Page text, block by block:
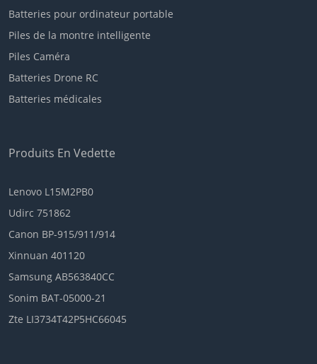
Batteries pour ordinateur portable
Piles de la montre intelligente
Piles Caméra
Batteries Drone RC
Batteries médicales
Produits En Vedette
Lenovo L15M2PB0
Udirc 751862
Canon BP-915/911/914
Xinnuan 401120
Samsung AB563840CC
Sonim BAT-05000-21
Zte LI3734T42P5HC66045